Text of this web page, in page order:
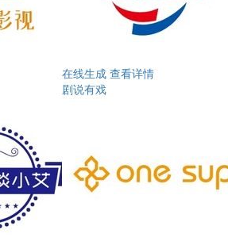
在线生成 查看详情
剧说有戏